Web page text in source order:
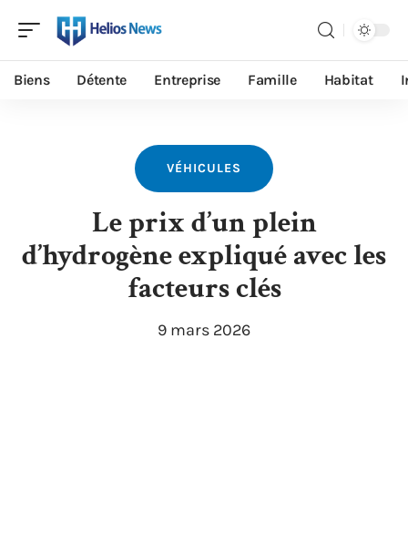
Biens Détente Entreprise Famille Habitat
VÉHICULES
Le prix d’un plein
d’hydrogène expliqué avec les
facteurs clés
9 mars 2026